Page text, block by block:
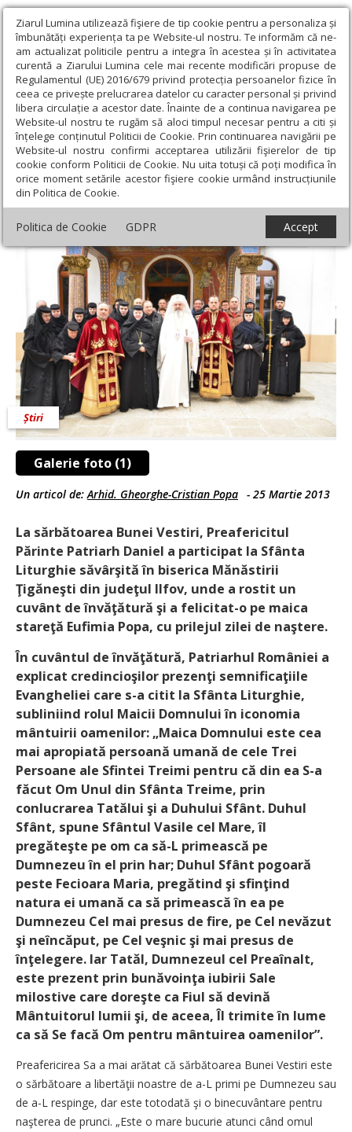
Ziarul Lumina utilizează fişiere de tip cookie pentru a personaliza și
îmbunătăți experiența ta pe Website-ul nostru. Te informăm că ne-
am actualizat politicile pentru a integra în acestea și în activitatea
curentă a Ziarului Lumina cele mai recente modificări propuse de
Regulamentul (UE) 2016/679 privind protecția persoanelor fizice în
ceea ce privește prelucrarea datelor cu caracter personal și privind
libera circulație a acestor date. Înainte de a continua navigarea pe
Website-ul nostru te rugăm să aloci timpul necesar pentru a citi și
înțelege conținutul Politicii de Cookie. Prin continuarea navigării pe
Website-ul nostru confirmi acceptarea utilizării fişierelor de tip
cookie conform Politicii de Cookie. Nu uita totuși că poți modifica în
orice moment setările acestor fişiere cookie urmând instrucțiunile
din Politica de Cookie.
Politica de Cookie GDPR Accept
Ziarul Lumina › Actualitate religioasă › Știri › Patriarhul
României la Mănăstirea Ţigăneşti
Patriarhul României la Mănăstirea
Ţigăneşti
Galerie foto (1)
Știri
Un articol de:Arhid. Gheorghe-Cristian Popa - 25 Martie 2013
La sărbătoarea Bunei Vestiri, Preafericitul
Părinte Patriarh Daniel a participat la Sfânta
Liturghie săvârşită în biserica Mănăstirii
Ţigăneşti din judeţul Ilfov, unde a rostit un
cuvânt de învăţătură şi a felicitat-o pe maica
stareţă Eufimia Popa, cu prilejul zilei de naştere.
În cuvântul de învăţătură, Patriarhul României a
explicat credincioşilor prezenţi semnificaţiile
Evangheliei care s-a citit la Sfânta Liturghie,
subliniind rolul Maicii Domnului în iconomia
mântuirii oamenilor: „Maica Domnului este cea
mai apropiată persoană umană de cele Trei
Persoane ale Sfintei Treimi pentru că din ea S-a
făcut Om Unul din Sfânta Treime, prin
conlucrarea Tatălui şi a Duhului Sfânt. Duhul
Sfânt, spune Sfântul Vasile cel Mare, îl
pregăteşte pe om ca să-L primească pe
Dumnezeu în el prin har; Duhul Sfânt pogoară
peste Fecioara Maria, pregătind şi sfinţind
natura ei umană ca să primească în ea pe
Dumnezeu Cel mai presus de fire, pe Cel nevăzut
şi neîncăput, pe Cel veşnic şi mai presus de
înţelegere. Iar Tatăl, Dumnezeul cel Preaînalt,
este prezent prin bunăvoinţa iubirii Sale
milostive care doreşte ca Fiul să devină
Mântuitorul lumii şi, de aceea, Îl trimite în lume
ca să Se facă Om pentru mântuirea oamenilor”.
Preafericirea Sa a mai arătat că sărbătoarea Bunei Vestiri este
o sărbătoare a libertăţii noastre de a-L primi pe Dumnezeu sau
de a-L respinge, dar este totodată şi o binecuvântare pentru
naşterea de prunci. „Este o mare bucurie atunci când omul